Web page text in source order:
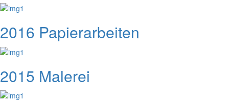
2016 Papierarbeiten
2015 Malerei